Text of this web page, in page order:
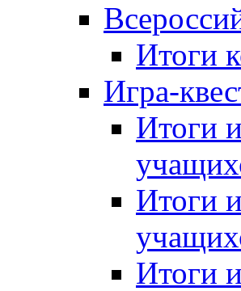
Итоги
Игра-
Итоги
Итоги
Итоги